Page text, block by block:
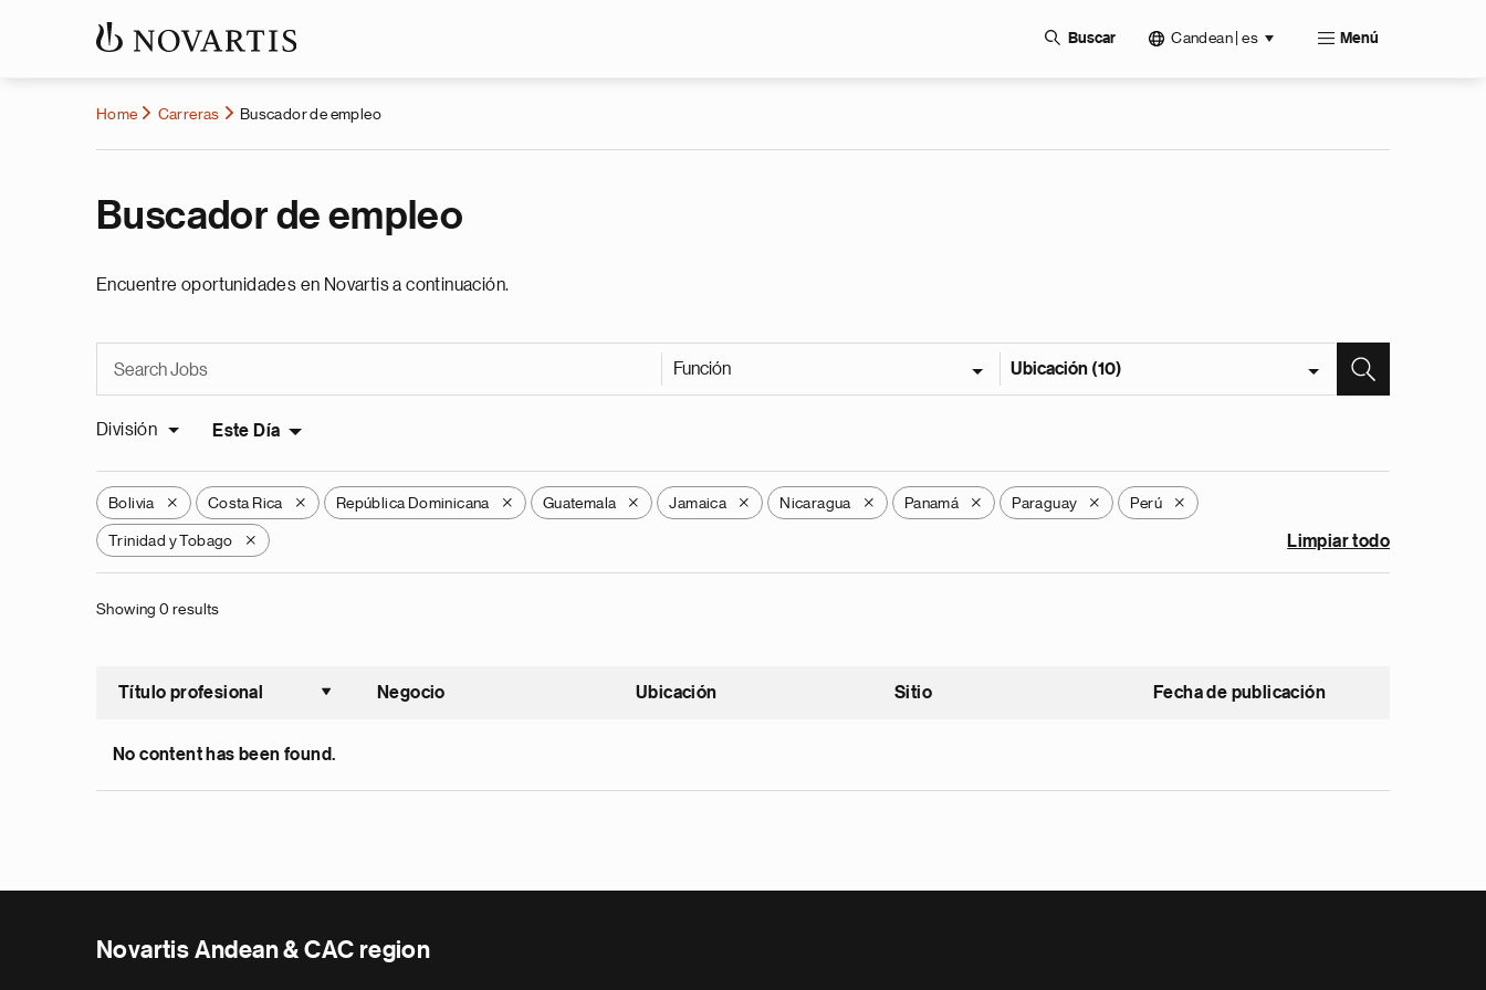
Buscar Candean | es Menú
Home Carreras Buscador de empleo
Buscador de empleo
Encuentre oportunidades en Novartis a continuación.
Función Ubicación (10)
División Este Día
Bolivia X Costa Rica X República Dominicana X Guatemala X Jamaica X Nicaragua X Panamá X Paraguay X Perú X
Trinidad y Tobago X Limpiar todo
Showing 0 results
Título profesional
Ordenar ascendente
Negocio Ubicación Sitio Fecha de publicación
No content has been found.
Novartis Andean & CAC region